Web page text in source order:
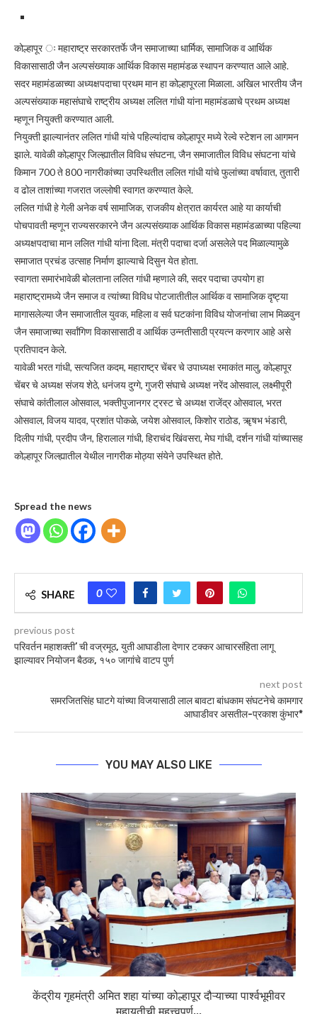
कोल्हापूर ः महाराष्ट्र सरकारतर्फे जैन समाजाच्या धार्मिक, सामाजिक व आर्थिक
विकासासाठी जैन अल्पसंख्याक आर्थिक विकास महामंडळ स्थापन करण्यात आले आहे.
सदर महामंडळाच्या अध्यक्षपदाचा प्रथम मान हा कोल्हापूरला मिळाला. अखिल भारतीय जैन
अल्पसंख्याक महासंघाचे राष्ट्रीय अध्यक्ष ललित गांधी यांना महामंडळाचे प्रथम अध्यक्ष
म्हणून नियुक्ती करण्यात आली.
नियुक्ती झाल्यानंतर ललित गांधी यांचे पहिल्यांदाच कोल्हापूर मध्ये रेल्वे स्टेशन ला आगमन
झाले. यावेळी कोल्हापूर जिल्ह्यातील विविध संघटना, जैन समाजातील विविध संघटना यांचे
किमान 700 ते 800 नागरीकांच्या उपस्थितीत ललित गांधी यांचे फुलांच्या वर्षावात, तुतारी
व ढोल ताशांच्या गजरात जल्लोषी स्वागत करण्यात केले.
ललित गांधी हे गेली अनेक वर्ष सामाजिक, राजकीय क्षेत्रात कार्यरत आहे या कार्याची
पोचपावती म्हणून राज्यसरकारने जैन अल्पसंख्याक आर्थिक विकास महामंडळाच्या पहिल्या
अध्यक्षपदाचा मान ललित गांधी यांना दिला. मंत्री पदाचा दर्जा असलेले पद मिळाल्यामुळे
समाजात प्रचंड उत्साह निर्माण झाल्याचे दिसुन येत होता.
स्वागता समारंभावेळी बोलताना ललित गांधी म्हणाले की, सदर पदाचा उपयोग हा
महाराष्ट्रामध्ये जैन समाज व त्यांच्या विविध पोटजातीतील आर्थिक व सामाजिक दृष्ट्या
मागासलेल्या जैन समाजातील युवक, महिला व सर्व घटकांना विविध योजनांचा लाभ मिळवुन
जैन समाजाच्या सर्वांगिण विकासासाठी व आर्थिक उन्नतीसाठी प्रयत्न करणार आहे असे
प्रतिपादन केले.
यावेळी भरत गांधी, सत्यजित कदम, महाराष्ट्र चेंबर चे उपाध्यक्ष रमाकांत मालु, कोल्हापूर
चेंबर चे अध्यक्ष संजय शेठे, धनंजय दुग्गे, गुजरी संघाचे अध्यक्ष नरेंद ओसवाल, लक्ष्मीपूरी
संघाचे कांतीलाल ओसवाल, भक्तीपुजानगर ट्रस्ट चे अध्यक्ष राजेंद्र ओसवाल, भरत
ओसवाल, विजय यादव, प्रशांत पोकळे, जयेश ओसवाल, किशोर राठोड, ॠषभ भंडारी,
दिलीप गांधी, प्रदीप जैन, हिरालाल गांधी, हिराचंद खिंवसरा, मेघ गांधी, दर्शन गांधी यांच्यासह
कोल्हापूर जिल्ह्यातील येथील नागरीक मोठ्या संयेने उपस्थित होते.
Spread the news
SHARE 0
previous post
परिवर्तन महाशक्ती’ ची वज्रमूठ, युती आघाडीला देणार टक्कर आचारसंहिता लागू
झाल्यावर नियोजन बैठक, १५० जागांचे वाटप पुर्ण
next post
समरजितसिंह घाटगे यांच्या विजयासाठी लाल बावटा बांधकाम संघटनेचे कामगार
आघाडीवर असतील-प्रकाश कुंभार*
YOU MAY ALSO LIKE
केंद्रीय गृहमंत्री अमित शहा यांच्या कोल्हापूर दौऱ्याच्या पार्श्वभूमीवर